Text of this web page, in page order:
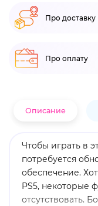
Про доставку
Про оплату
Описание
Чтобы играть в
потребуется
обеспечение.
PS5, некоторые
отсутствовать.